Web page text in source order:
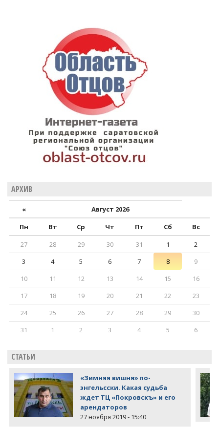
АРХИВ
«
Август 2026
Пн
Вт Ср Чт Пт Сб
Вс
27
28 29 30 31 1
2
3
4 5 6 7 8
9
10
11 12 13 14 15
16
17
18 19 20 21 22
23
24
25 26 27 28 29
30
31
1 2 3 4 5 6
СТАТЬИ
«Зимняя вишня» по-
энгельсски. Какая судьба
ждет ТЦ «Покровскъ» и его
арендаторов
27 ноября 2019 - 15:40